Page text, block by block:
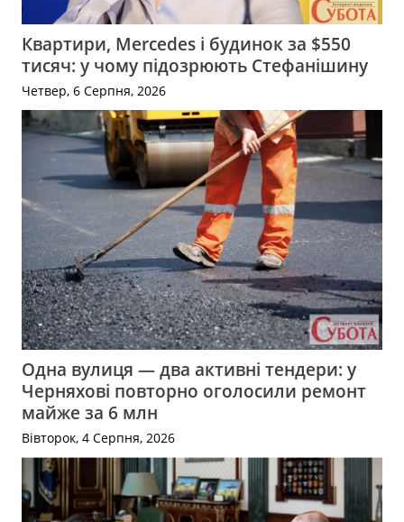
Квартири, Mercedes і будинок за $550
тисяч: у чому підозрюють Стефанішину
Четвер, 6 Серпня, 2026
Одна вулиця — два активні тендери: у
Черняхові повторно оголосили ремонт
майже за 6 млн
Вівторок, 4 Серпня, 2026